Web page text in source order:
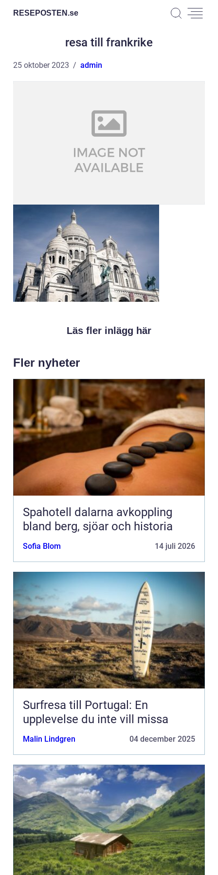
RESEPOSTEN.se
resa till frankrike
25 oktober 2023 admin
Läs fler inlägg här
Fler nyheter
Spahotell dalarna avkoppling
bland berg, sjöar och historia
Sofia Blom 14 juli 2026
Surfresa till Portugal: En
upplevelse du inte vill missa
Malin Lindgren 04 december 2025